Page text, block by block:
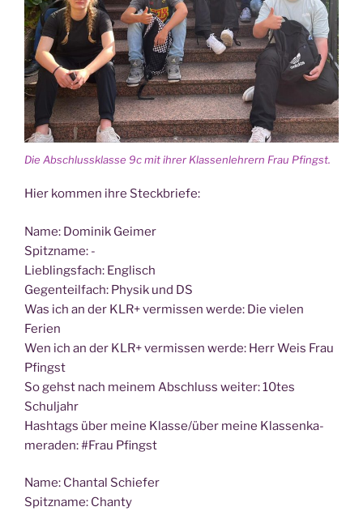
Die Abschluss­klas­se 9c mit ihrer Klas­sen­leh­rern Frau Pfingst.
Hier kom­men ihre Steckbriefe:
Name: Domi­nik Geimer
Spitzname: -
Lieb­lings­fach: Englisch
Gegen­teil­fach: Phy­sik und DS
Was ich an der KLR+ ver­mis­sen wer­de: Die vie­len
Ferien
Wen ich an der KLR+ ver­mis­sen wer­de: Herr Weis Frau
Pfingst
So gehst nach mei­nem Abschluss wei­ter: 10tes
Schuljahr
Hash­tags über mei­ne Klasse/über mei­ne Klas­sen­ka­
me­ra­den: #Frau Pfingst
Name: Chan­tal Schiefer
Spitz­na­me: Chanty